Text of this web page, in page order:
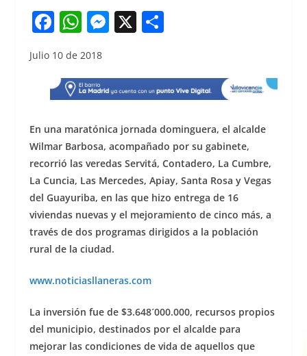
F
c
e
b
o
o
k
W
at
s
A
p
p
M
e
n
g
er
X S
e
Julio 10 de 2018
En una maratónica jornada dominguera, el alcalde
Wilmar Barbosa, acompañado por su gabinete,
recorrió las veredas Servitá, Contadero, La Cumbre,
La Cuncia, Las Mercedes, Apiay, Santa Rosa y Vegas
del Guayuriba, en las que hizo entrega de 16
viviendas nuevas y el mejoramiento de cinco más, a
través de dos programas dirigidos a la población
rural de la ciudad.
www.noticiasllaneras.com
La inversión fue de $3.648´000.000, recursos propios
del municipio, destinados por el alcalde para
mejorar las condiciones de vida de aquellos que